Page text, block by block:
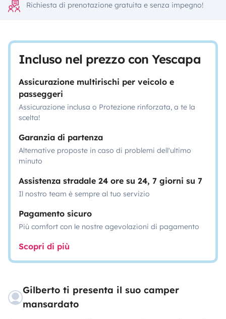
Richiesta di prenotazione gratuita e senza impegno!
Incluso nel prezzo con Yescapa
Assicurazione multirischi per veicolo e
passeggeri
Assicurazione inclusa o Protezione rinforzata, a te la
scelta!
Garanzia di partenza
Alternative proposte in caso di problemi dell'ultimo
minuto
Assistenza stradale 24 ore su 24, 7 giorni su 7
Il nostro team è sempre al tuo servizio
Pagamento sicuro
Più comfort con le nostre agevolazioni di pagamento
Scopri di più
Gilberto ti presenta il suo camper
mansardato